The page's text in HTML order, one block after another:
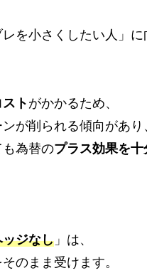
レを小さくしたい人」
スト がかかるため、
が削られる傾向があり
も為替のプラス効果を
ジなし 」は、
のまま受けます。